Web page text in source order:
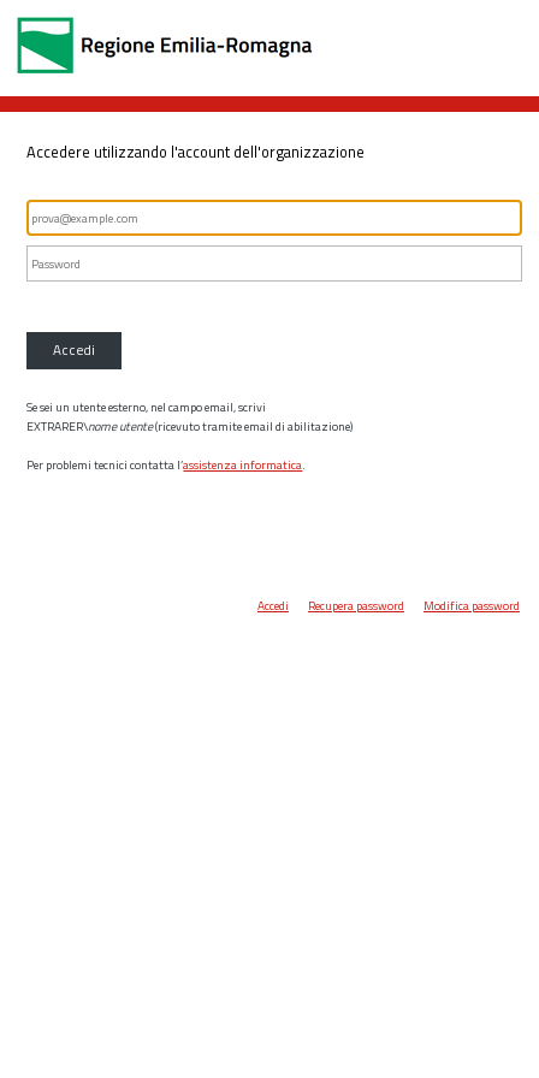
Accedere utilizzando l'account dell'organizzazione
Accedi
Se sei un utente esterno, nel campo email, scrivi
EXTRARER\nome utente(ricevuto tramite email di abilitazione)
Per problemi tecnici contatta l’assistenza informatica.
Accedi Recupera password Modifica password